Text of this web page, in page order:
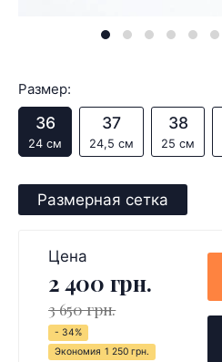
Размер:
36
24 см
37
24,5 см
38
25 см
Размерная сетка
Цена
2 400 грн.
3 650 грн.
- 34%
Экономия 1 250 грн.